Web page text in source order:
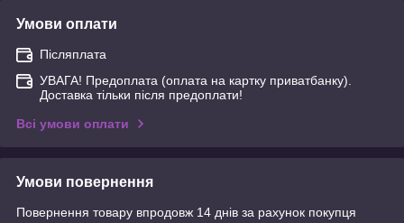
Умови оплати
Післяплата
УВАГА! Предоплата (оплата на картку приватбанку).
Доставка тільки після предоплати!
Всі умови оплати
Умови повернення
Повернення товару впродовж 14 днів за рахунок покупця